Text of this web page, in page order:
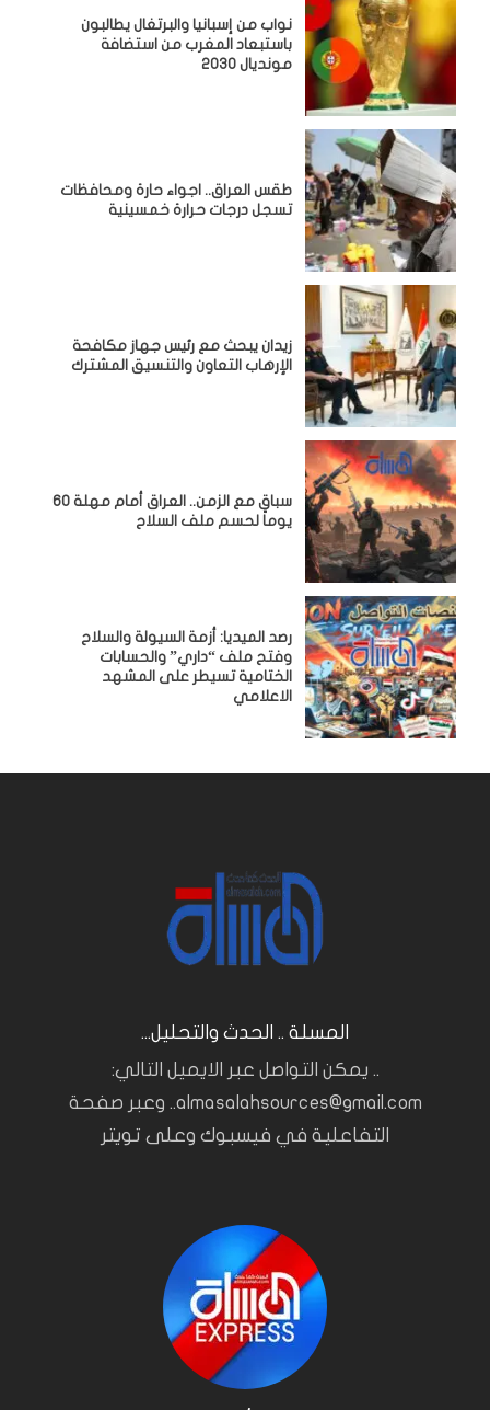
نواب من إسبانيا والبرتغال يطالبون
باستبعاد المغرب من استضافة
مونديال 2030
طقس العراق.. اجواء حارة ومحافظات
تسجل درجات حرارة خمسينية
زيدان يبحث مع رئيس جهاز مكافحة
الإرهاب التعاون والتنسيق المشترك
سباق مع الزمن.. العراق أمام مهلة 60
يوماً لحسم ملف السلاح
رصد الميديا: أزمة السيولة والسلاح
وفتح ملف “داري” والحسابات
الختامية تسيطر على المشهد
الاعلامي
المسلة .. الحدث والتحليل...
.. يمكن التواصل عبر الايميل التالي:
almasalahsources@gmail.com.. وعبر صفحة
التفاعلية في فيسبوك وعلى تويتر